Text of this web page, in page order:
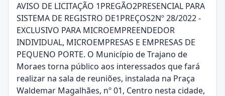
AVISO DE LICITAÇÃO 1PREGÃO2PRESENCIAL PARA
SISTEMA DE REGISTRO DE1PREÇOS2Nº 28/2022 -
EXCLUSIVO PARA MICROEMPREENDEDOR
INDIVIDUAL, MICROEMPRESAS E EMPRESAS DE
PEQUENO PORTE. O Município de Trajano de
Moraes torna público aos interessados que fará
realizar na sala de reuniões, instalada na Praça
Waldemar Magalhães, nº 01, Centro nesta cidade,